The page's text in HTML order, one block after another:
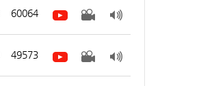
60064
49573